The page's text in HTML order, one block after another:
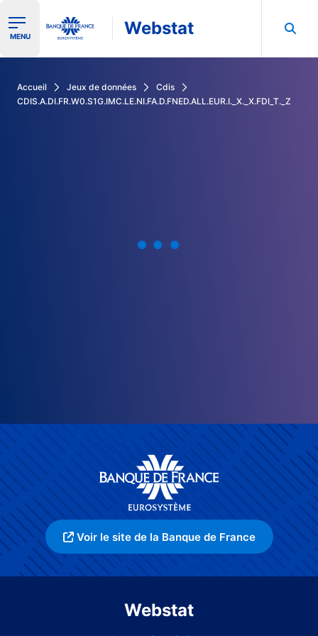
Ouvrir le menu de navigation
MENU Webstat
Accueil Jeux de données
Cdis
CDIS.A.DI.FR.W0.S1G.IMC.LE.NI.FA.D.FNED.ALL.EUR.I._X._X.FDI_T._Z
Voir le site de la Banque de France
Webstat